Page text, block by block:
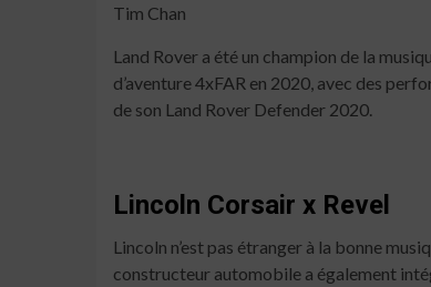
Tim Chan
Land Rover a été un champion de la
d’aventure 4xFAR en 2020, avec des
de son Land Rover Defender 2020.
Lincoln Corsair x Revel
Lincoln n’est pas étranger à la bonne
constructeur automobile a également